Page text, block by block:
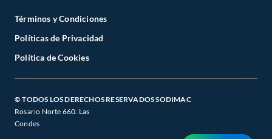
Términos y Condiciones
Políticas de Privacidad
Política de Cookies
© TODOS LOS DERECHOS RESERVADOS SODIMAC
Rosario Norte 660. Las
Condes